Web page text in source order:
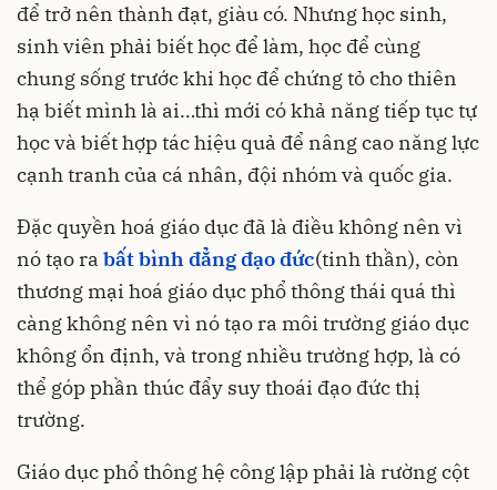
để trở nên thành đạt, giàu có. Nhưng học sinh,
sinh viên phải biết học để làm, học để cùng
chung sống trước khi học để chứng tỏ cho thiên
hạ biết mình là ai…thì mới có khả năng tiếp tục tự
học và biết hợp tác hiệu quả để nâng cao năng lực
cạnh tranh của cá nhân, đội nhóm và quốc gia.
Đặc quyền hoá giáo dục đã là điều không nên vì
nó tạo ra bất bình đẳng đạo đức(tinh thần), còn
thương mại hoá giáo dục phổ thông thái quá thì
càng không nên vì nó tạo ra môi trường giáo dục
không ổn định, và trong nhiều trường hợp, là có
thể góp phần thúc đẩy suy thoái đạo đức thị
trường.
Giáo dục phổ thông hệ công lập phải là rường cột